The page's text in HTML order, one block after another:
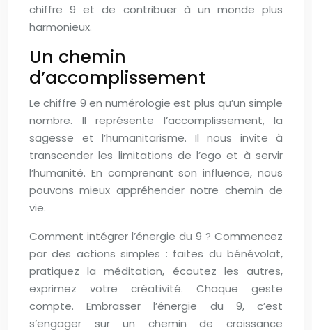
chiffre 9 et de contribuer à un monde plus
harmonieux.
Un chemin
d’accomplissement
Le chiffre 9 en numérologie est plus qu’un simple
nombre. Il représente l’accomplissement, la
sagesse et l’humanitarisme. Il nous invite à
transcender les limitations de l’ego et à servir
l’humanité. En comprenant son influence, nous
pouvons mieux appréhender notre chemin de
vie.
Comment intégrer l’énergie du 9 ? Commencez
par des actions simples : faites du bénévolat,
pratiquez la méditation, écoutez les autres,
exprimez votre créativité. Chaque geste
compte. Embrasser l’énergie du 9, c’est
s’engager sur un chemin de croissance